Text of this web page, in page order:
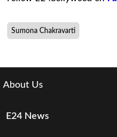
Sumona Chakravarti
About Us
E24 News